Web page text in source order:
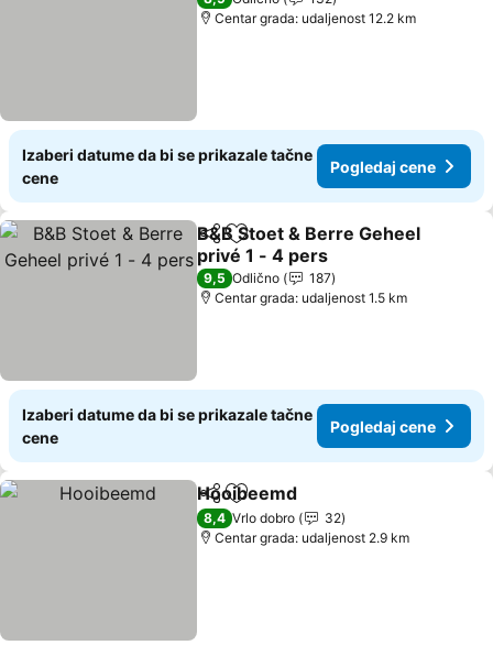
Centar grada: udaljenost 12.2 km
Izaberi datume da bi se prikazale tačne
cene
Pogledaj cene
Deli Dodati u favorite
B&B Stoet & Berre Geheel
privé 1 - 4 pers
9,5 Odlično
187
Centar grada: udaljenost 1.5 km
Izaberi datume da bi se prikazale tačne
cene
Pogledaj cene
Deli Dodati u favorite
Hooibeemd
8,4 Vrlo dobro
32
Centar grada: udaljenost 2.9 km